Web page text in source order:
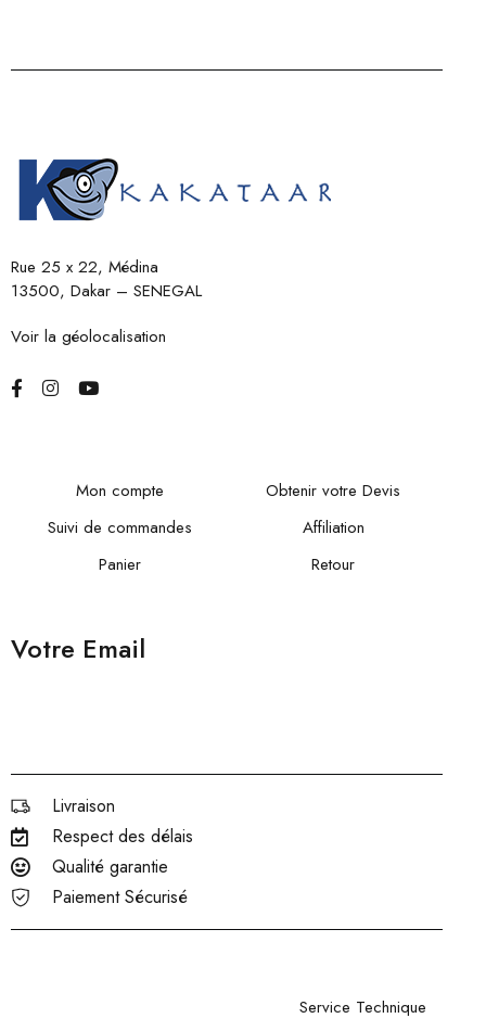
Rue 25 x 22, Médina
13500, Dakar – SENEGAL
Voir la géolocalisation
Mon compte
Suivi de commandes
Panier
Obtenir votre Devis
Affiliation
Retour
Votre Email
Livraison
Respect des délais
Qualité garantie
Paiement Sécurisé
Service Technique